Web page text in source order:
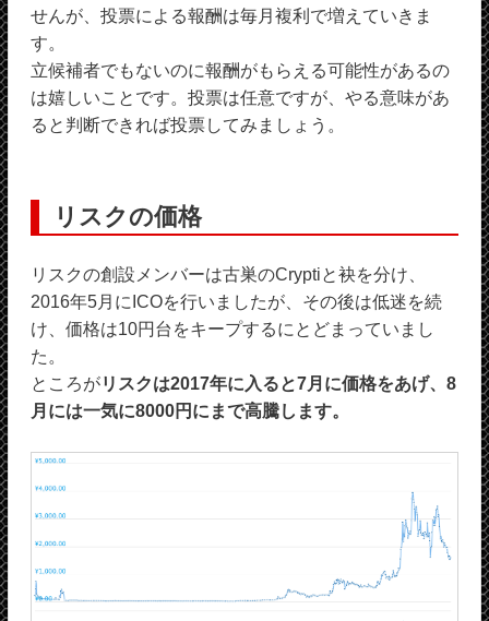
せんが、投票による報酬は毎月複利で増えていきま
す。
立候補者でもないのに報酬がもらえる可能性があるの
は嬉しいことです。投票は任意ですが、やる意味があ
ると判断できれば投票してみましょう。
リスクの価格
リスクの創設メンバーは古巣のCryptiと袂を分け、
2016年5月にICOを行いましたが、その後は低迷を続
け、価格は10円台をキープするにとどまっていまし
た。
ところがリスクは2017年に入ると7月に価格をあげ、8
月には一気に8000円にまで高騰します。